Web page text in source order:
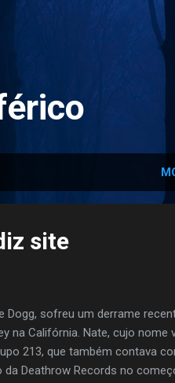
site
Dogg, sofreu um derrame
na Califórnia. Nate, cujo nome
213, que também contava
da Deathrow Records no